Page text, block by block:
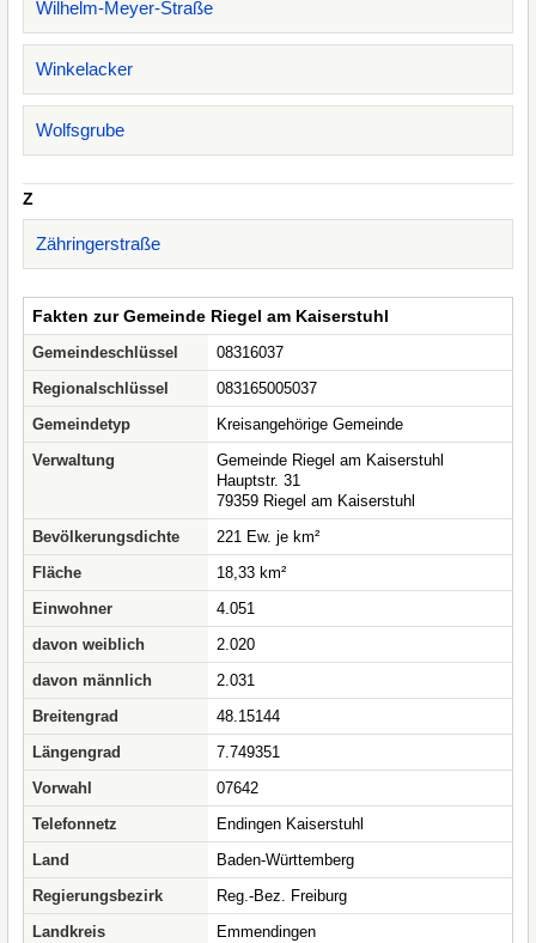
Wilhelm-Meyer-Straße
Winkelacker
Wolfsgrube
Z
Zähringerstraße
Fakten zur Gemeinde Riegel am Kaiserstuhl
Gemeindeschlüssel
08316037
Regionalschlüssel
083165005037
Gemeindetyp
Kreisangehörige Gemeinde
Verwaltung
Gemeinde Riegel am Kaiserstuhl
Hauptstr. 31
79359 Riegel am Kaiserstuhl
Bevölkerungsdichte
221 Ew. je km²
Fläche
18,33 km²
Einwohner
4.051
davon weiblich
2.020
davon männlich
2.031
Breitengrad
48.15144
Längengrad
7.749351
Vorwahl
07642
Telefonnetz
Endingen Kaiserstuhl
Land
Baden-Württemberg
Regierungsbezirk
Reg.-Bez. Freiburg
Landkreis
Emmendingen